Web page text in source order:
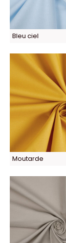
Bleu ciel
Moutarde